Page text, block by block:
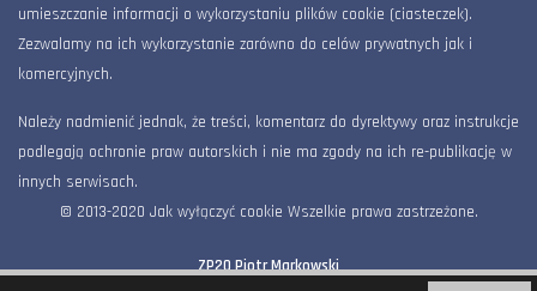
umieszczanie informacji o wykorzystaniu plików cookie (ciasteczek).
Zezwalamy na ich wykorzystanie zarówno do celów prywatnych jak i
komercyjnych.
Należy nadmienić jednak, że treści, komentarz do dyrektywy oraz instrukcje
podlegają ochronie praw autorskich i nie ma zgody na ich re-publikację w
innych serwisach.
© 2013-2020 Jak wyłączyć cookie Wszelkie prawa zastrzeżone.
ZP20 Piotr Markowski